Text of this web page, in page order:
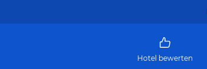
Hotel bewerten